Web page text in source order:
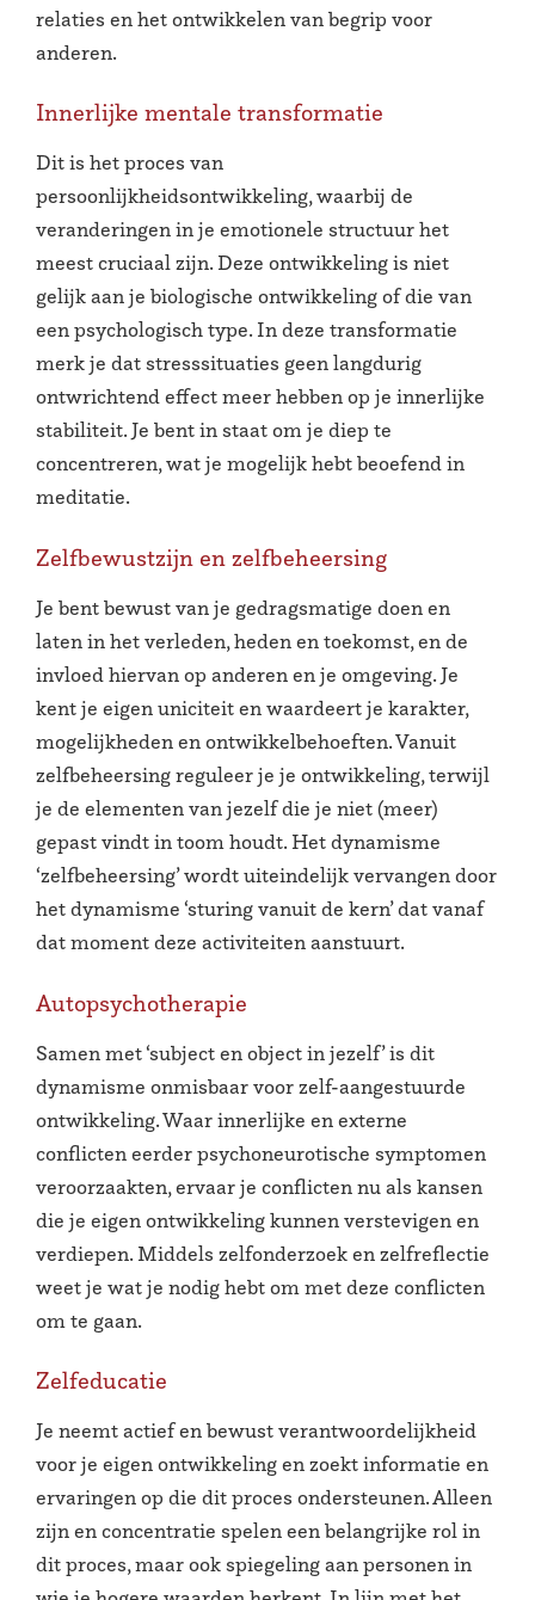
relaties en het ontwikkelen van begrip voor
anderen.
Innerlijke mentale transformatie
Dit is het proces van
persoonlijkheidsontwikkeling, waarbij de
veranderingen in je emotionele structuur het
meest cruciaal zijn. Deze ontwikkeling is niet
gelijk aan je biologische ontwikkeling of die van
een psychologisch type. In deze transformatie
merk je dat stresssituaties geen langdurig
ontwrichtend effect meer hebben op je innerlijke
stabiliteit. Je bent in staat om je diep te
concentreren, wat je mogelijk hebt beoefend in
meditatie.
Zelfbewustzijn en zelfbeheersing
Je bent bewust van je gedragsmatige doen en
laten in het verleden, heden en toekomst, en de
invloed hiervan op anderen en je omgeving. Je
kent je eigen uniciteit en waardeert je karakter,
mogelijkheden en ontwikkelbehoeften. Vanuit
zelfbeheersing reguleer je je ontwikkeling, terwijl
je de elementen van jezelf die je niet (meer)
gepast vindt in toom houdt. Het dynamisme
‘zelfbeheersing’ wordt uiteindelijk vervangen door
het dynamisme ‘sturing vanuit de kern’ dat vanaf
dat moment deze activiteiten aanstuurt.
Autopsychotherapie
Samen met ‘subject en object in jezelf’ is dit
dynamisme onmisbaar voor zelf-aangestuurde
ontwikkeling. Waar innerlijke en externe
conflicten eerder psychoneurotische symptomen
veroorzaakten, ervaar je conflicten nu als kansen
die je eigen ontwikkeling kunnen verstevigen en
verdiepen. Middels zelfonderzoek en zelfreflectie
weet je wat je nodig hebt om met deze conflicten
om te gaan.
Zelfeducatie
Je neemt actief en bewust verantwoordelijkheid
voor je eigen ontwikkeling en zoekt informatie en
ervaringen op die dit proces ondersteunen. Alleen
zijn en concentratie spelen een belangrijke rol in
dit proces, maar ook spiegeling aan personen in